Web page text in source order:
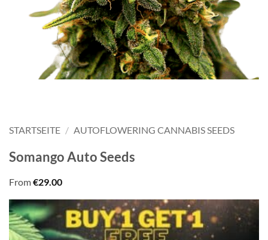
STARTSEITE / AUTOFLOWERING CANNABIS SEEDS
Somango Auto Seeds
From€29.00